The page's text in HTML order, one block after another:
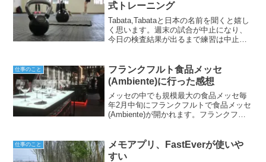
式トレーニング
Tabata,Tabataと日本の名前を聞くと嬉し
く思います。週末の試合が中止になり、
今日の検査結果が出るまで練習は中止に
トレーニングを体験しました。タバタ式
トレーニ...
仕事のこと
フランクフルト食品メッセ
(Ambiente)に行った感想
メッセの中でも規模最大の食品メッセ毎
年2月中旬にフランクフルトで食品メッセ
(Ambiente)が開かれます。フランクフル
場以上、会場によってはバス移動のとこ
ろもあり、1...
仕事のこと
メモアプリ、FastEverが使いや
すい